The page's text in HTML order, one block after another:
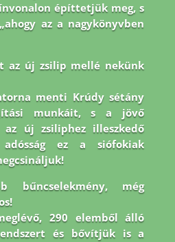
építtetjük meg, s
az a nagykönyvben
az új zsilip mellé nekünk
menti Krúdy sétány
munkáit, s a jövő
az új zsiliphez illeszkedő
adósság ez a siófokiak
bűncselekmény, még
290 elemből álló
és bővítjük is a